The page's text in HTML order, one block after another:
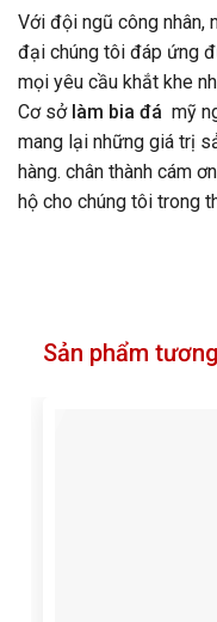
Với đội ngũ công nhân,
đại chúng tôi đáp ứng
mọi yêu cầu khắt khe
Cơ sở làm bia đá mỹ
mang lại những giá trị
hàng. chân thành cám
hộ cho chúng tôi trong
Sản phẩm